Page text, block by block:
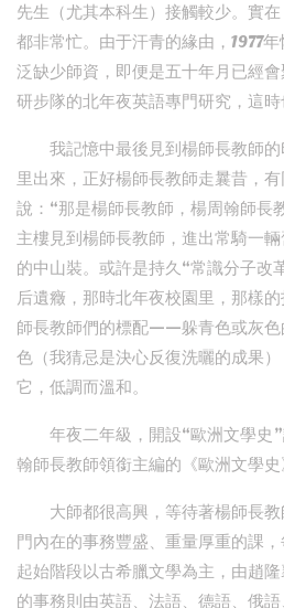
先生（尤其本科生）接觸較少。實
都非常忙。由于汗青的緣由，1977
泛缺少師資，即便是五十年月已經
研步隊的北年夜英語專門研究，這時
我記憶中最後見到楊師長教師
里出來，正好楊師長教師走曩昔，
說：“那是楊師長教師，楊周翰師長
主樓見到楊師長教師，進出常騎一
的中山裝。或許是持久“常識分子改
后遺癥，那時北年夜校園里，那樣
師長教師們的標配——躲青色或灰色
色（我猜忌是決心反復洗曬的成果
它，低調而溫和。
年夜二年級，開設“歐洲文學史
翰師長教師領銜主編的《歐洲文學史
大師都很高興，等待著楊師長
門內在的事務豐盛、重量厚重的課
起始階段以古希臘文學為主，由趙
的事務則由英語、法語、德語、俄